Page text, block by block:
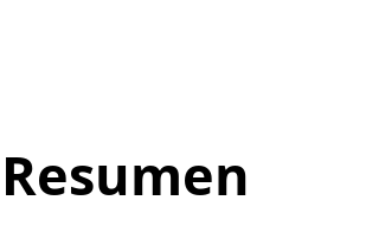
Resumen